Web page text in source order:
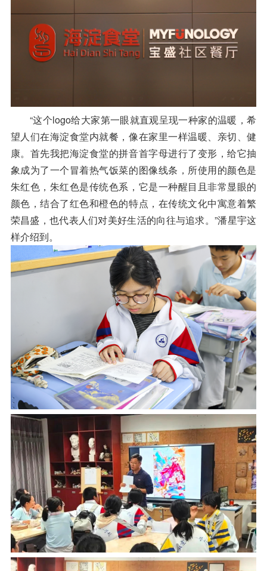
“这个logo给大家第一眼就直观呈现一种家的温暖，希
望人们在海淀食堂内就餐，像在家里一样温暖、亲切、健
康。首先我把海淀食堂的拼音首字母进行了变形，给它抽
象成为了一个冒着热气饭菜的图像线条，所使用的颜色是
朱红色，朱红色是传统色系，它是一种醒目且非常显眼的
颜色，结合了红色和橙色的特点，在传统文化中寓意着繁
荣昌盛，也代表人们对美好生活的向往与追求。”潘星宇这
样介绍到。